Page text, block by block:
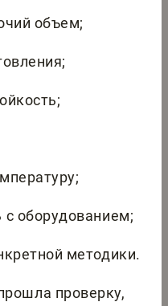
объем;
с оборудованием;
методики.
проверку,